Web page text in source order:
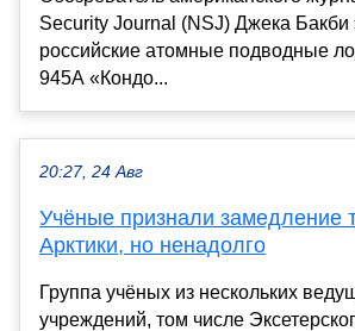
Security Journal (NSJ) Джека Бакби
российские атомные подводные
945А «Кондо...
20:27, 24 Авг
Учёные признали замедление
Арктики, но ненадолго
Группа учёных из нескольких
учреждений, том числе